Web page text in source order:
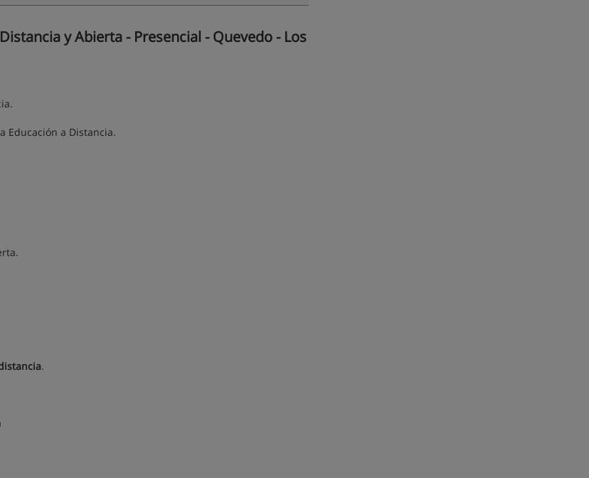
y Abierta - Presencial - Quevedo - Los
Educación a Distancia.
.